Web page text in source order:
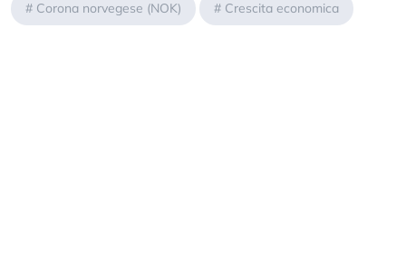
# Corona norvegese (NOK) # Crescita economica